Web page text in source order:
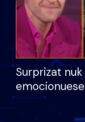
Surprizat
nëna dhe
nuk i mban